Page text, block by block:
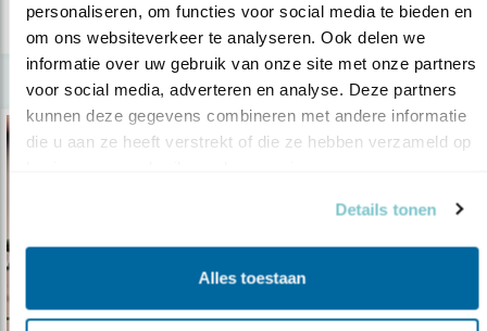
personaliseren, om functies voor social media te bieden en
om ons websiteverkeer te analyseren. Ook delen we
informatie over uw gebruik van onze site met onze partners
voor social media, adverteren en analyse. Deze partners
kunnen deze gegevens combineren met andere informatie
die u aan ze heeft verstrekt of die ze hebben verzameld op
Details tonen
Alles toestaan
lees meer